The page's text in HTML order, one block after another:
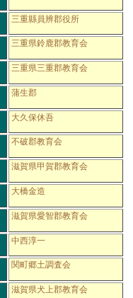
三重縣員辨郡役所
三重県鈴鹿郡教育会
三重県三重郡教育会
蒲生郡
大久保休吾
不破郡教育会
滋賀県甲賀郡教育会
大橋金造
滋賀県愛智郡教育会
中西淳一
関町郷土調査会
滋賀県犬上郡教育会